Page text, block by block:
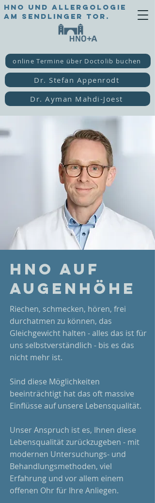
HNO und Allergologie
am Sendlinger Tor.
online Termine über Doctolib buchen
Dr. Stefan Appenrodt
Dr. Ayman Mahdi-Joest
HNO AUF
Augenhöhe
Riechen, schmecken, hören, frei
durchatmen zu können, das
Gleichgewicht halten - alles das ist für
uns selbstverständlich - bis es das
nicht mehr ist.
Sind diese Möglichkeiten
beeinträchtigt hat das oft massive
Einflüsse auf unsere Lebensqualität.
Unser Anspruch ist es, Ihnen diese
Lebensqualität zurückzugeben - mit
modernen Untersuchungs- und
Behandlungsmethoden, viel
Erfahrung und vor allem einem
offenen Ohr für Ihre Anliegen.